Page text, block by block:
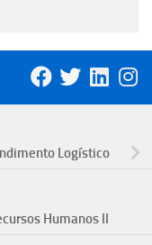
Logístico
Humanos II